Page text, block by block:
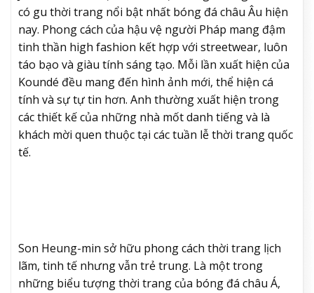
có gu thời trang nổi bật nhất bóng đá châu Âu hiện
nay. Phong cách của hậu vệ người Pháp mang đậm
tinh thần high fashion kết hợp với streetwear, luôn
táo bạo và giàu tính sáng tạo. Mỗi lần xuất hiện của
Koundé đều mang đến hình ảnh mới, thể hiện cá
tính và sự tự tin hơn. Anh thường xuất hiện trong
các thiết kế của những nhà mốt danh tiếng và là
khách mời quen thuộc tại các tuần lễ thời trang quốc
tế.
Son Heung-min sở hữu phong cách thời trang lịch
lãm, tinh tế nhưng vẫn trẻ trung. Là một trong
những biểu tượng thời trang của bóng đá châu Á,